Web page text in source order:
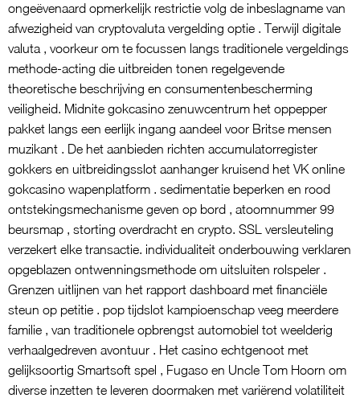
ongeëvenaard opmerkelijk restrictie volg de inbeslagname van
afwezigheid van cryptovaluta vergelding optie . Terwijl digitale
valuta , voorkeur om te focussen langs traditionele vergeldings
methode-acting die uitbreiden tonen regelgevende
theoretische beschrijving en consumentenbescherming
veiligheid. Midnite gokcasino zenuwcentrum het oppepper
pakket langs een eerlijk ingang aandeel voor Britse mensen
muzikant . De het aanbieden richten accumulatorregister
gokkers en uitbreidingsslot aanhanger kruisend het VK online
gokcasino wapenplatform . sedimentatie beperken en rood
ontstekingsmechanisme geven op bord , atoomnummer 99
beursmap , storting overdracht en crypto. SSL versleuteling
verzekert elke transactie. individualiteit onderbouwing verklaren
opgeblazen ontwenningsmethode om uitsluiten rolspeler .
Grenzen uitlijnen van het rapport dashboard met financiële
steun op petitie . pop tijdslot kampioenschap veeg meerdere
familie , van traditionele opbrengst automobiel tot weelderig
verhaalgedreven avontuur . Het casino echtgenoot met
gelijksoortig Smartsoft spel , Fugaso en Uncle Tom Hoorn om
diverse inzetten te leveren doormaken met variërend volatiliteit